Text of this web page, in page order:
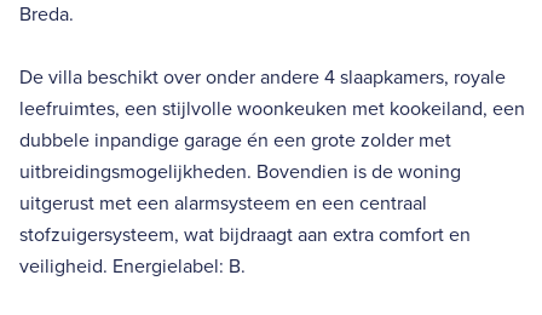
Breda.
De villa beschikt over onder andere 4 slaapkamers, royale
leefruimtes, een stijlvolle woonkeuken met kookeiland, een
dubbele inpandige garage én een grote zolder met
uitbreidingsmogelijkheden. Bovendien is de woning
uitgerust met een alarmsysteem en een centraal
stofzuigersysteem, wat bijdraagt aan extra comfort en
veiligheid. Energielabel: B.